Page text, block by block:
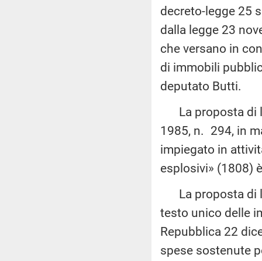
decreto-legge 25
dalla legge 23
che versano in
di immobili
deputato Butti.
La proposta di
1985, n. 294, in
impiegato in
esplosivi» (1808)
La proposta di
testo unico delle
Repubblica 22
spese sostenute